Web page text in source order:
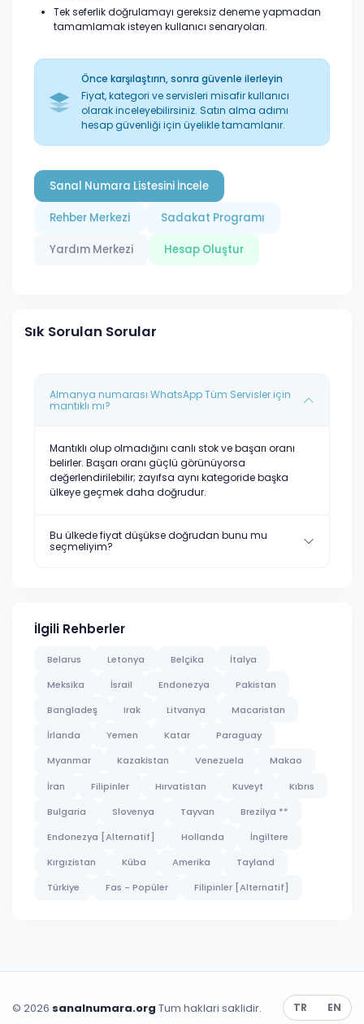
Tek seferlik doğrulamayı gereksiz deneme yapmadan
tamamlamak isteyen kullanıcı senaryoları.
Önce karşılaştırın, sonra güvenle ilerleyin
Fiyat, kategori ve servisleri misafir kullanıcı
olarak inceleyebilirsiniz. Satın alma adımı
hesap güvenliği için üyelikle tamamlanır.
Sanal Numara Listesini İncele
Rehber Merkezi Sadakat Programı
Yardım Merkezi Hesap Oluştur
Sık Sorulan Sorular
Almanya numarası WhatsApp Tüm Servisler için
mantıklı mı?
Mantıklı olup olmadığını canlı stok ve başarı oranı
belirler. Başarı oranı güçlü görünüyorsa
değerlendirilebilir; zayıfsa aynı kategoride başka
ülkeye geçmek daha doğrudur.
Bu ülkede fiyat düşükse doğrudan bunu mu
seçmeliyim?
İlgili Rehberler
Belarus Letonya Belçika
İtalya
Meksika
İsrail Endonezya
Pakistan
Bangladeş
Irak Litvanya
Macaristan
İrlanda
Yemen Katar
Paraguay
Myanmar
Kazakistan Venezuela
Makao
İran
Filipinler Hırvatistan Kuveyt
Kıbrıs
Bulgaria
Slovenya Tayvan
Brezilya **
Endonezya [Alternatif]
Hollanda
İngiltere
Kırgızistan
Küba Amerika
Tayland
Türkiye
Fas - Popüler Filipinler [Alternatif]
© 2026 sanalnumara.org Tum haklari saklidir. TR EN